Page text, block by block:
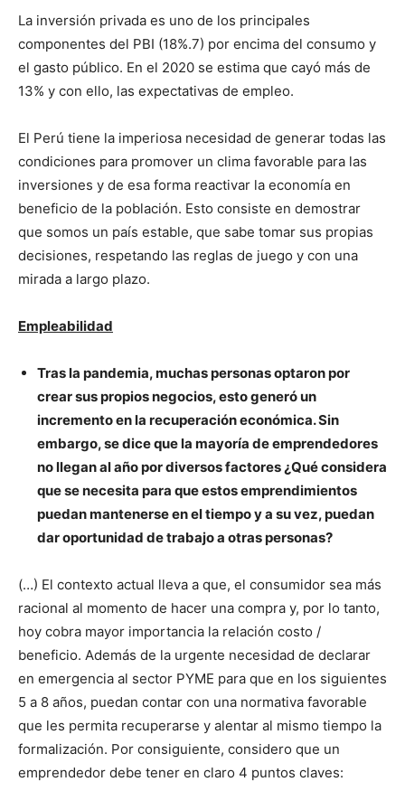
La inversión privada es uno de los principales
componentes del PBI (18%.7) por encima del consumo y
el gasto público. En el 2020 se estima que cayó más de
13% y con ello, las expectativas de empleo.
El Perú tiene la imperiosa necesidad de generar todas las
condiciones para promover un clima favorable para las
inversiones y de esa forma reactivar la economía en
beneficio de la población. Esto consiste en demostrar
que somos un país estable, que sabe tomar sus propias
decisiones, respetando las reglas de juego y con una
mirada a largo plazo.
Empleabilidad
Tras la pandemia, muchas personas optaron por
crear sus propios negocios, esto generó un
incremento en la recuperación económica. Sin
embargo, se dice que la mayoría de emprendedores
no llegan al año por diversos factores ¿Qué considera
que se necesita para que estos emprendimientos
puedan mantenerse en el tiempo y a su vez, puedan
dar oportunidad de trabajo a otras personas?
(…) El contexto actual lleva a que, el consumidor sea más
racional al momento de hacer una compra y, por lo tanto,
hoy cobra mayor importancia la relación costo /
beneficio. Además de la urgente necesidad de declarar
en emergencia al sector PYME para que en los siguientes
5 a 8 años, puedan contar con una normativa favorable
que les permita recuperarse y alentar al mismo tiempo la
formalización. Por consiguiente, considero que un
emprendedor debe tener en claro 4 puntos claves: